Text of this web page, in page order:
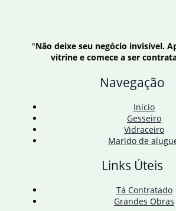
"Não deixe seu negócio invisível.
vitrine e comece a ser
Navegação
Início
Gesseiro
Vidraceiro
Marido de
Links Úteis
Tá Contratado
Grandes Obras